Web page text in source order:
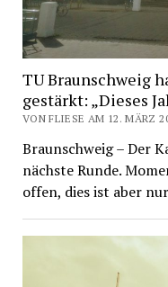
TU Braunschweig
gestärkt: „Dieses
VON FLIESE AM 12. MÄRZ
Braunschweig – Der
nächste Runde.
offen, dies ist aber